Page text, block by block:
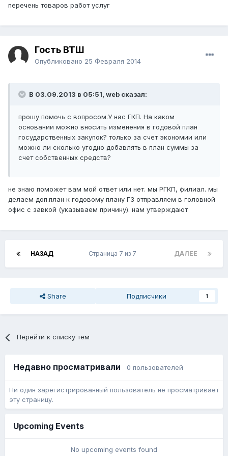
перечень товаров работ услуг
Гость ВТШ
Опубликовано 25 Февраля 2014
В 03.09.2013 в 05:51, web сказал:
прошу помочь с вопросом.У нас ГКП. На каком
основании можно вносить изменения в годовой план
государственных закупок? только за счет экономии или
можно ли сколько угодно добавлять в план суммы за
счет собственных средств?
не знаю поможет вам мой ответ или нет. мы РГКП, филиал. мы
делаем доп.план к годовому плану ГЗ отправляем в головной
офис с завкой (указываем причину). нам утверждают
НАЗАД ДАЛЕЕ
Страница 7 из 7
Share Подписчики 1
Перейти к списку тем
Недавно просматривали 0 пользователей
Ни один зарегистрированный пользователь не просматривает
эту страницу.
Upcoming Events
No upcoming events found